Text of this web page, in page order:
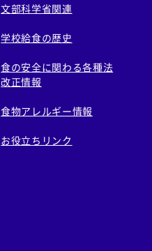
文部科学省関連
学校給食の歴史
食の安全に関わる各種法
改正情報
食物アレルギー情報
お役立ちリンク